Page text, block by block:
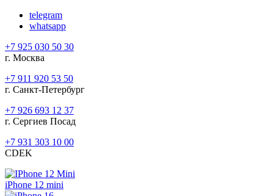
telegram
whatsapp
+7 925 030 50 30
г. Москва
+7 911 920 53 50
г. Санкт-Петербург
+7 926 693 12 37
г. Сергиев Посад
+7 931 303 10 00
CDEK
iPhone 12 mini